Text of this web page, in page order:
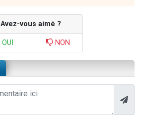
Avez-vous aimé ?
OUI NON